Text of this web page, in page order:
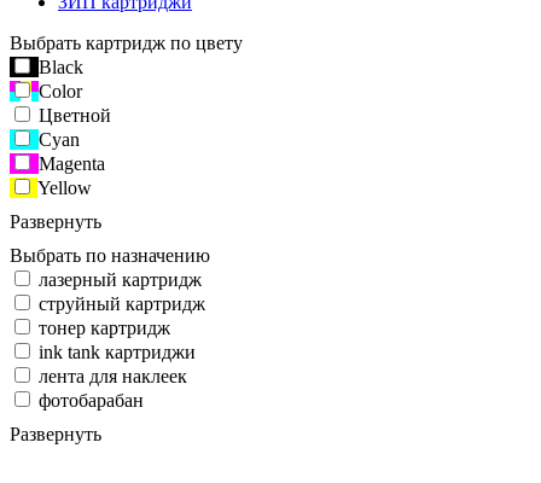
Выбрать картридж по цвету
Black
Color
Цветной
Cyan
Magenta
Yellow
Развернуть
Выбрать по назначению
лазерный картридж
струйный картридж
тонер картридж
ink tank картриджи
лента для наклеек
фотобарабан
Развернуть